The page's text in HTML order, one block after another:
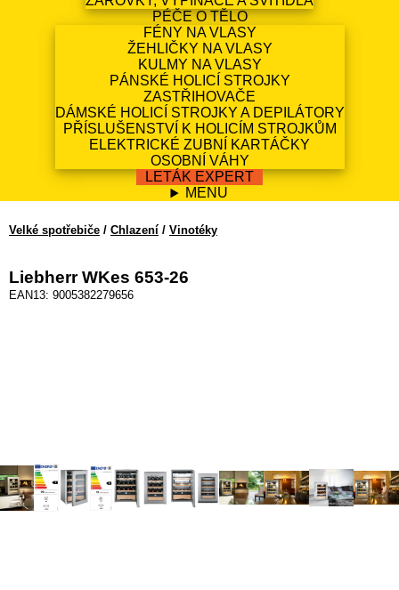
PÉČE O TĚLO
FÉNY NA VLASY
ŽEHLIČKY NA VLASY
KULMY NA VLASY
PÁNSKÉ HOLICÍ STROJKY
ZASTŘIHOVAČE
DÁMSKÉ HOLICÍ STROJKY A DEPILÁTORY
PŘÍSLUŠENSTVÍ K HOLICÍM STROJKŮM
ELEKTRICKÉ ZUBNÍ KARTÁČKY
OSOBNÍ VÁHY
LETÁK EXPERT
MENU
Velké spotřebiče / Chlazení / Vinotéky
Liebherr WKes 653-26
EAN13: 9005382279656